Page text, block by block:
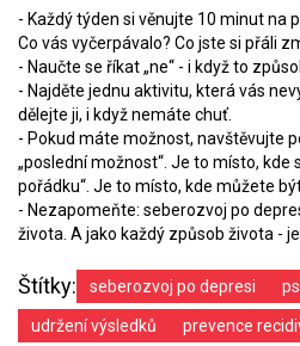
- Každý týden si věnujte 10 minut na
Co vás vyčerpávalo? Co jste si přáli
- Naučte se říkat „ne“ - i když to
- Najděte jednu aktivitu, která vás
dělejte ji, i když nemáte chuť.
- Pokud máte možnost, navštěvujte
„poslední možnost“. Je to místo, kde
pořádku“. Je to místo, kde můžete
- Nezapomeňte: seberozvoj po
života. A jako každý způsob života -
Štítky: seberozvoj po depresi
udržení výsledků prevence